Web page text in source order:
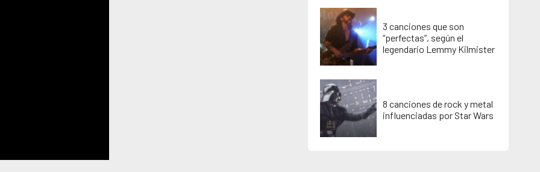
3 canciones que son
“perfectas”, según el
legendario Lemmy Kilmister
8 canciones de rock y metal
influenciadas por Star Wars